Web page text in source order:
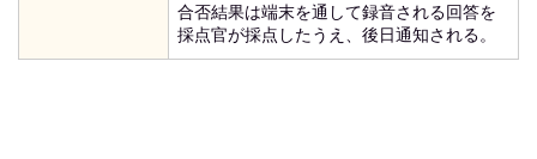
合否結果は端末を通して録音される回答を
採点官が採点したうえ、後日通知される。